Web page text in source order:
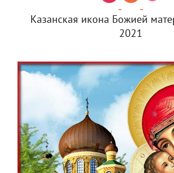
Казанская икона Божией
2021